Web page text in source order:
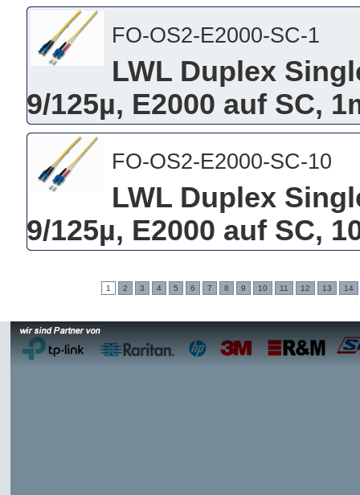
FO-OS2-E2000-SC-1
LWL Duplex
9/125µ, E2000 auf SC,
FO-OS2-E2000-SC-10
LWL Duplex
9/125µ, E2000 auf SC,
1 2 3 4 5 6 7 8 9 10 11 12 13 14